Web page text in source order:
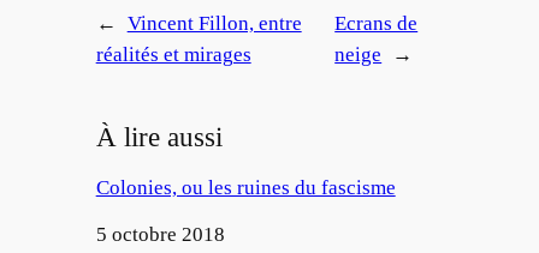
←
Vincent Fillon, entre
réalités et mirages
Ecrans de
neige
→
À lire aussi
Colonies, ou les ruines du fascisme
Date
5 octobre 2018